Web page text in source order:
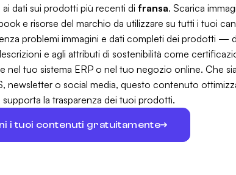
ai dati sui prodotti più recenti di fransa. Scarica
e risorse del marchio da utilizzare su tutti i tuoi
problemi immagini e dati completi dei prodotti —
e agli attributi di sostenibilità come
nel tuo sistema ERP o nel tuo negozio online. Che
newsletter o social media, questo contenuto
la trasparenza dei tuoi prodotti.
i tuoi contenuti gratuitamente